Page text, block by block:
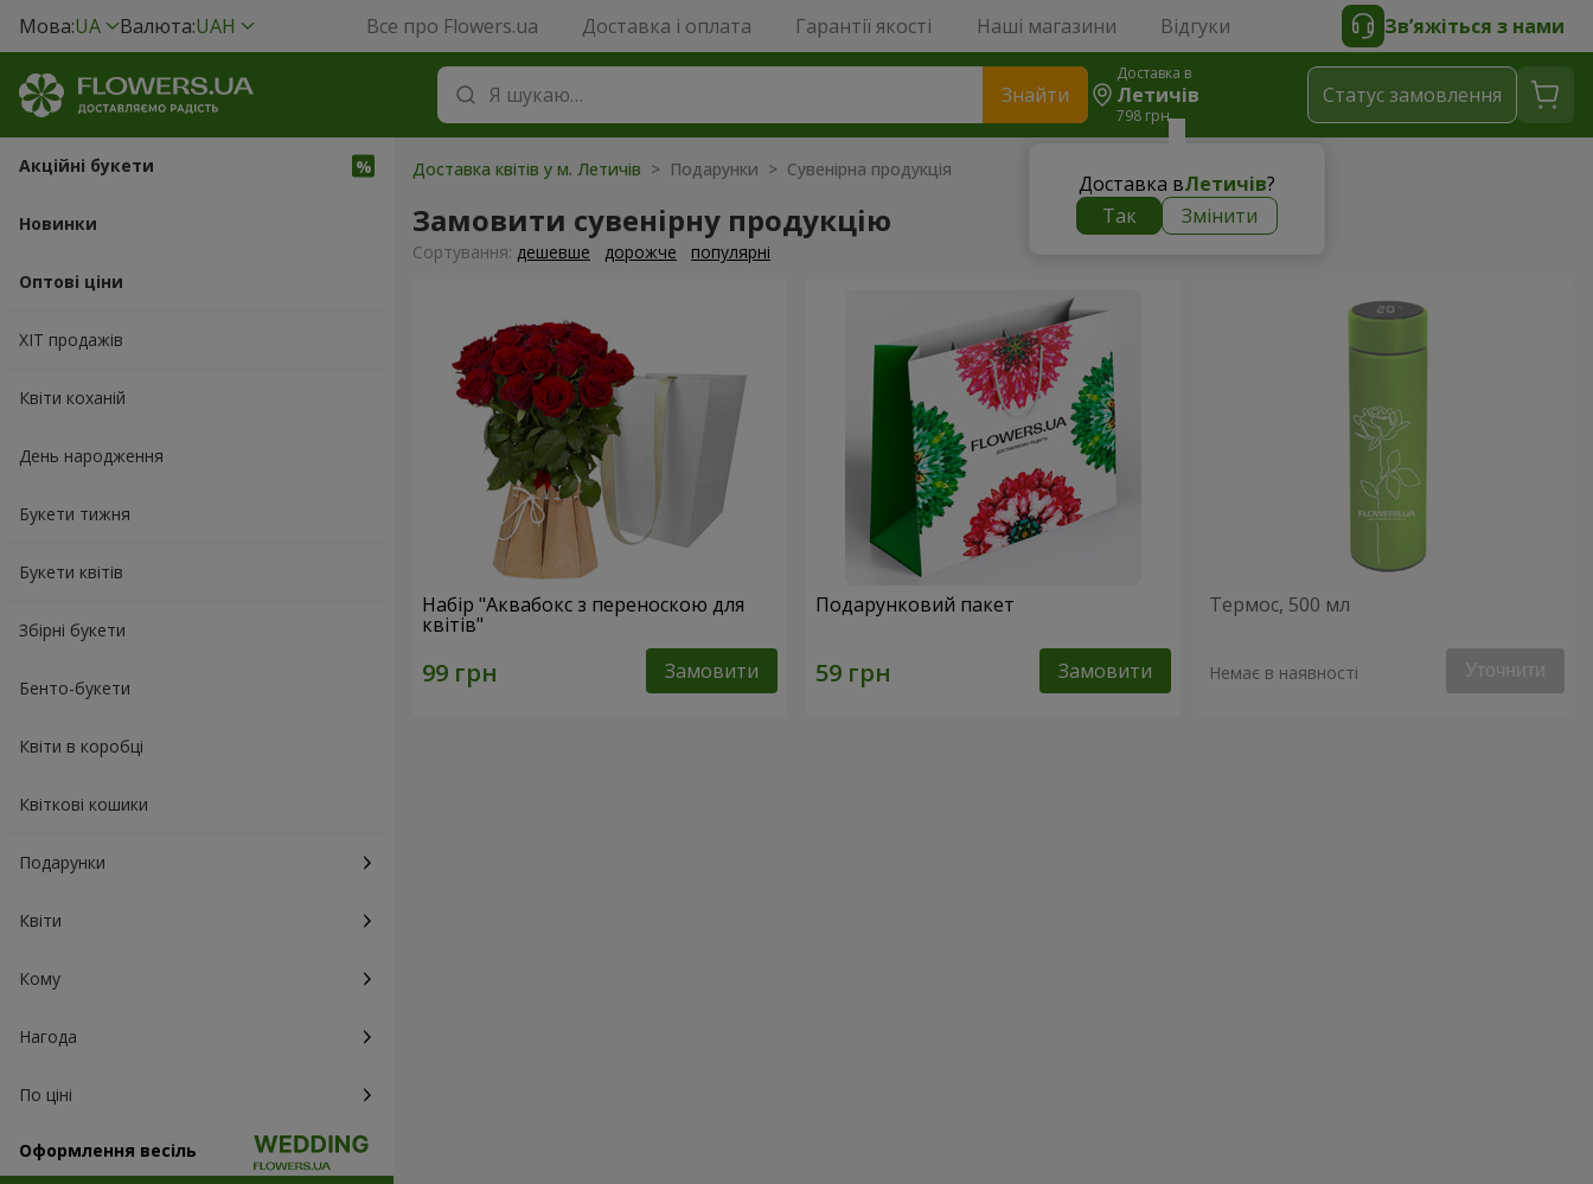
Мова:UA Валюта:UAH Все про Flowers.ua Доставка і оплата Гарантії якості Наші магазини Відгуки Зв’яжіться з нами
Знайти
Доставка в
Летичів
798 грн
Доставка вЛетичів?
Так
Змінити
Статус замовлення
Акційні букети
Новинки
Оптові ціни
ХІТ продажів
Квіти коханій
День народження
Букети тижня
Букети квітів
Збірні букети
Бенто-букети
Квіти в коробці
Квіткові кошики
Подарунки
Квіти
Кому
Нагода
По ціні
Оформлення весіль
Доставка квітів у м. Летичів > Подарунки > Сувенірна продукція
Замовити сувенірну продукцію
Сортування: дешевше дорожче популярні
Набір "Аквабокс з переноскою для
квітів"
Замовити
Подарунковий пакет
Замовити
Термос, 500 мл
Немає в наявності Уточнити